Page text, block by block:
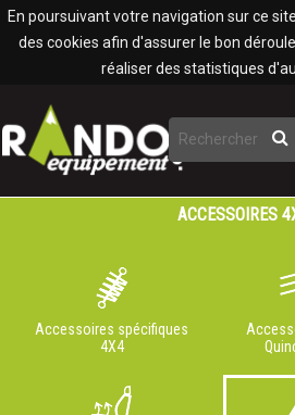
En poursuivant votre navigation sur ce
des cookies afin d'assurer le bon
réaliser des statistiques
ACCESSOIRES
Accessoires spécifiques
4X4
Panneau de gestion des cookies